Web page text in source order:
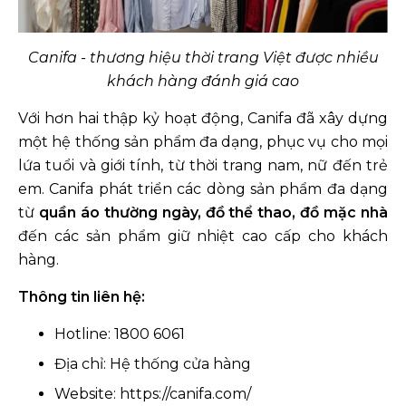
Canifa - thương hiệu thời trang Việt được nhiều
khách hàng đánh giá cao
Với hơn hai thập kỷ hoạt động, Canifa đã xây dựng
một hệ thống sản phẩm đa dạng, phục vụ cho mọi
lứa tuổi và giới tính, từ thời trang nam, nữ đến trẻ
em. Canifa phát triển các dòng sản phẩm đa dạng
từ quần áo thường ngày, đồ thể thao, đồ mặc nhà
đến các sản phẩm giữ nhiệt cao cấp cho khách
hàng.
Thông tin liên hệ:
Hotline: 1800 6061
Địa chỉ: Hệ thống cửa hàng
Website: https://canifa.com/